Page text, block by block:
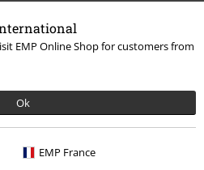
EMP Online Shop for customers from
Ok
EMP France
15%